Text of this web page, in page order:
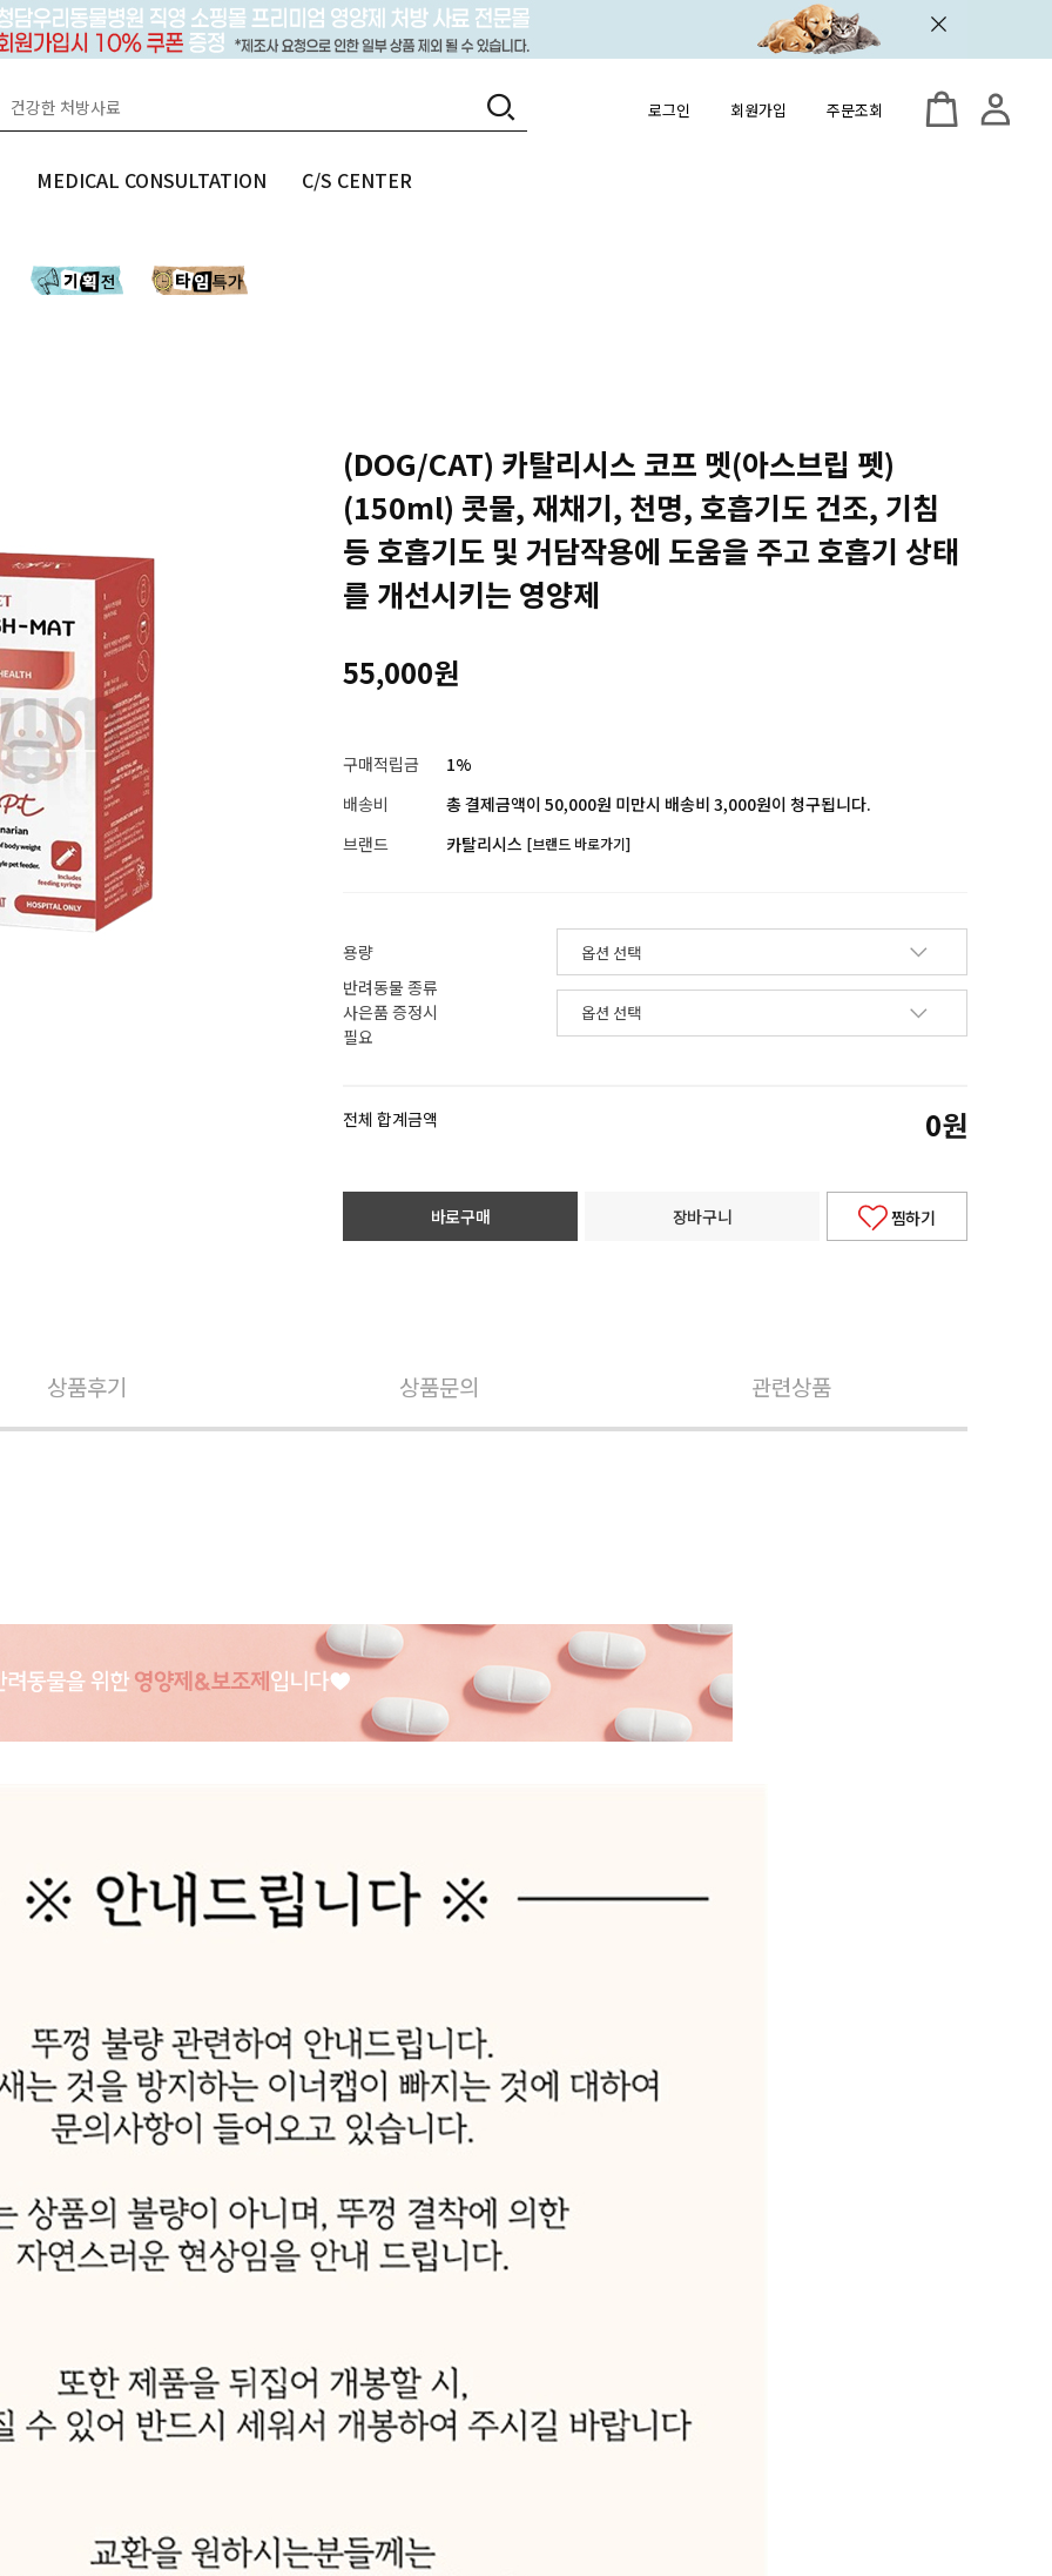
로그인 회원가입 주문조회
MEDICAL CONSULTATION C/S CENTER
(DOG/CAT) 카탈리시스 코프 멧(아스브립 펫)
(150ml) 콧물, 재채기, 천명, 호흡기도 건조, 기침
등 호흡기도 및 거담작용에 도움을 주고 호흡기 상태
를 개선시키는 영양제
55,000원
구매적립금
1%
배송비
총 결제금액이 50,000원 미만시 배송비 3,000원이 청구됩니다.
브랜드
카탈리시스 [브랜드 바로가기]
용량
반려동물 종류
사은품 증정시
필요
전체 합계금액 0원
바로구매 장바구니 찜하기
상품후기 상품문의 관련상품